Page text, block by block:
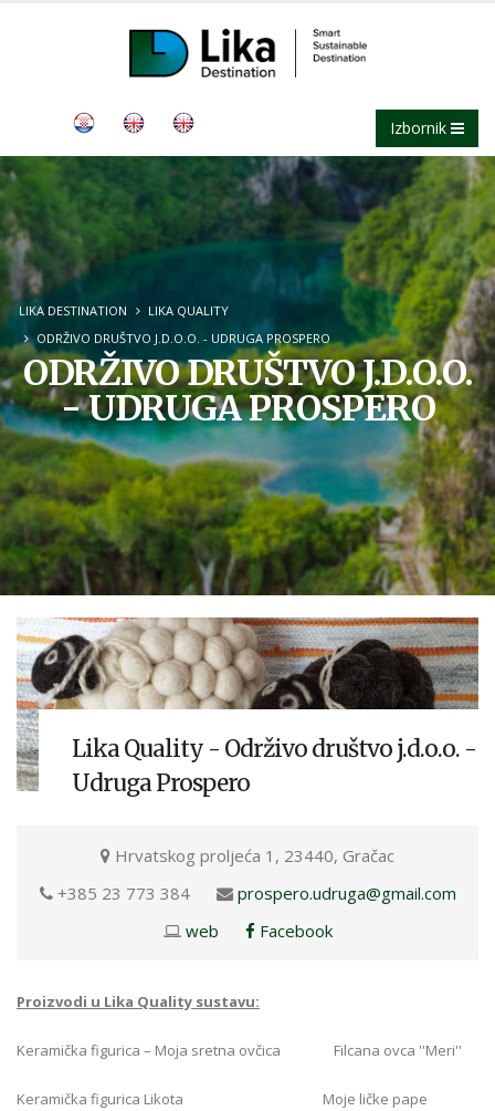
Izbornik
LIKA DESTINATION
LIKA QUALITY
ODRŽIVO DRUŠTVO J.D.O.O. - UDRUGA PROSPERO
ODRŽIVO DRUŠTVO J.D.O.O.
- UDRUGA PROSPERO
Lika Quality - Održivo društvo j.d.o.o. -
Udruga Prospero
Hrvatskog proljeća 1, 23440, Gračac
+385 23 773 384
prospero.udruga@gmail.com
web
Facebook
Proizvodi u Lika Quality sustavu:
Keramička figurica – Moja sretna ovčica Filcana ovca ''Meri''
Keramička figurica Likota Moje ličke pape